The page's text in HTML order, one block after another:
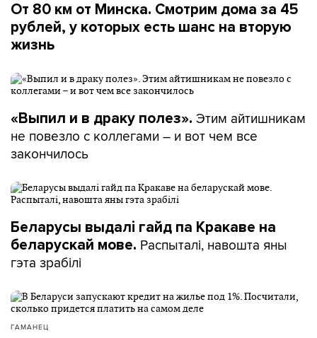
От 80 км от Минска. Смотрим дома за 45
рублей, у которых есть шанс на вторую
жизнь
«Выпил и в драку полез». Этим айтишникам
не повезло с коллегами – и вот чем все
закончилось
Беларусы выдалі гайд па Кракаве на
беларускай мове. Распыталі, навошта яны
гэта зрабілі
ГАМАНЕЦ